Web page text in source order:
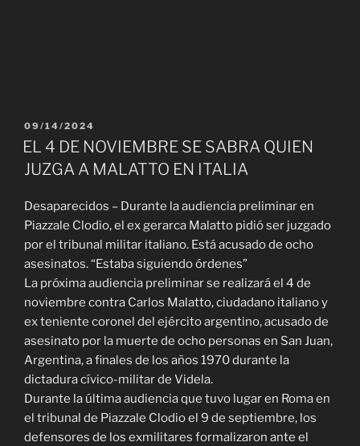
PUBLICADO
EL
09/14/2024
EL 4 DE NOVIEMBRE SE SABRA QUIEN
JUZGA A MALATTO EN ITALIA
Desaparecidos – Durante la audiencia preliminar en
Piazzale Clodio, el ex gerarca Malatto pidió ser juzgado
por el tribunal militar italiano. Está acusado de ocho
asesinatos. “Estaba siguiendo órdenes”
La próxima audiencia preliminar se realizará el 4 de
noviembre contra Carlos Malatto, ciudadano italiano y
ex teniente coronel del ejército argentino, acusado de
asesinato por la muerte de ocho personas en San Juan,
Argentina, a finales de los años 1970 durante la
dictadura cívico-militar de Videla.
Durante la última audiencia que tuvo lugar en Roma en
el tribunal de Piazzale Clodio el 9 de septiembre, los
defensores de los exmilitares formalizaron ante el